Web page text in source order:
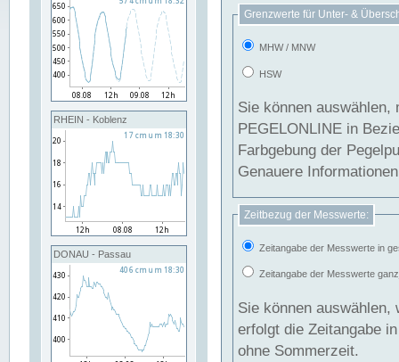
RHEIN - Koblenz
DONAU - Passau
Grenzwerte für Unter- &
MHW / MNW
HSW
Sie können
PEGELONLINE in Beziehung
Farbgebung der
Genauere
Zeitbezug der Messwerte:
Zeitangabe der Messwerte in
Zeitangabe der Messwerte
Sie können auswählen,
erfolgt die Zeitangabe
ohne Sommerzeit.